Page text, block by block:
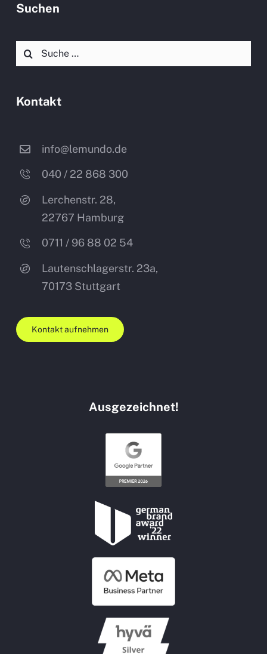
Suchen
nach:
Kontakt
info@lemundo.de
040 / 22 868 300
Lerchenstr. 28,
22767 Hamburg
0711 / 96 88 02 54
Lautenschlagerstr. 23a,
70173 Stuttgart
Kontakt aufnehmen
Ausgezeichnet!